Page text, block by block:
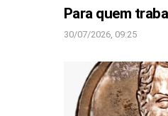
Para quem
30/07/2026, 09:25